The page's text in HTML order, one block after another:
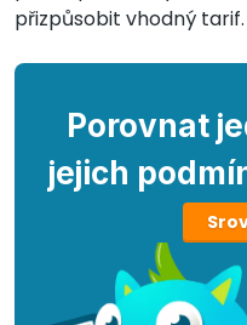
přizpůsobit vhodný tarif.
Porovnat
jejich